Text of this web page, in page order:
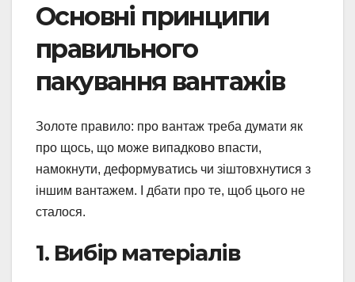
Основні принципи
правильного
пакування вантажів
Золоте правило: про вантаж треба думати як
про щось, що може випадково впасти,
намокнути, деформуватись чи зіштовхнутися з
іншим вантажем. І дбати про те, щоб цього не
сталося.
1. Вибір матеріалів